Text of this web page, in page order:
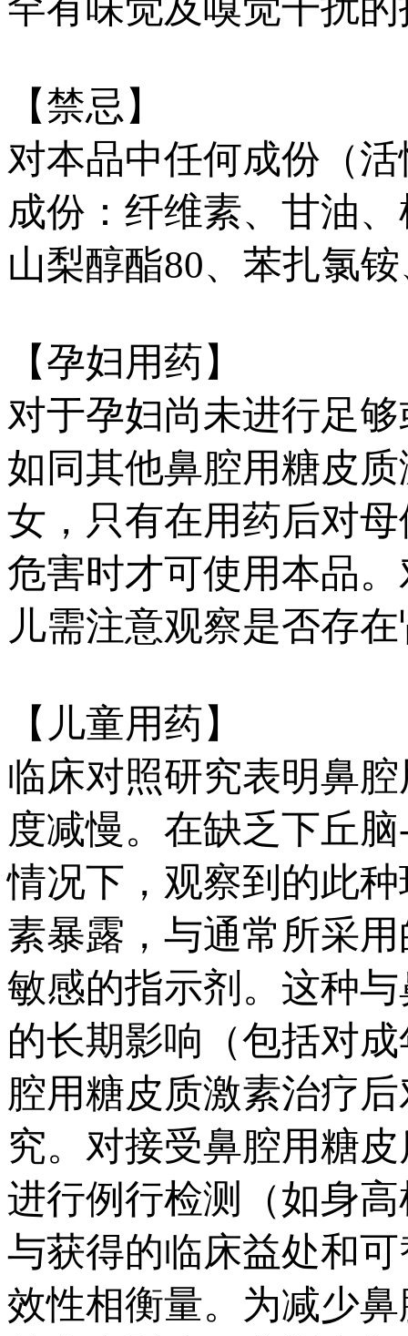
【禁忌】
对本品中任何成份（
成份：纤维素、甘油
山梨醇酯80、苯扎氯
【孕妇用药】
对于孕妇尚未进行足
如同其他鼻腔用糖皮
女，只有在用药后对
危害时才可使用本品
儿需注意观察是否存
【儿童用药】
临床对照研究表明鼻
度减慢。在缺乏下丘
情况下，观察到的此
素暴露，与通常所采
敏感的指示剂。这种
的长期影响（包括对
腔用糖皮质激素治疗
究。对接受鼻腔用糖
进行例行检测（如身
与获得的临床益处和
效性相衡量。为减少